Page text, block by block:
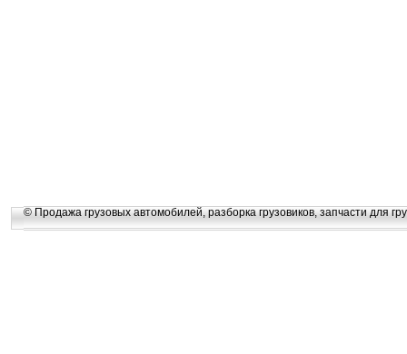
© Продажа грузовых автомобилей, разборка грузовиков, запчасти для